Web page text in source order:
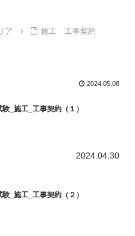
ア 施工 工事契約
2024.05.08
_施工_工事契約（１）
2024.04.30
_施工_工事契約（２）